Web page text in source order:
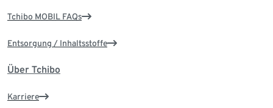
Tchibo MOBIL FAQs
Entsorgung / Inhaltsstoffe
Über Tchibo
Karriere